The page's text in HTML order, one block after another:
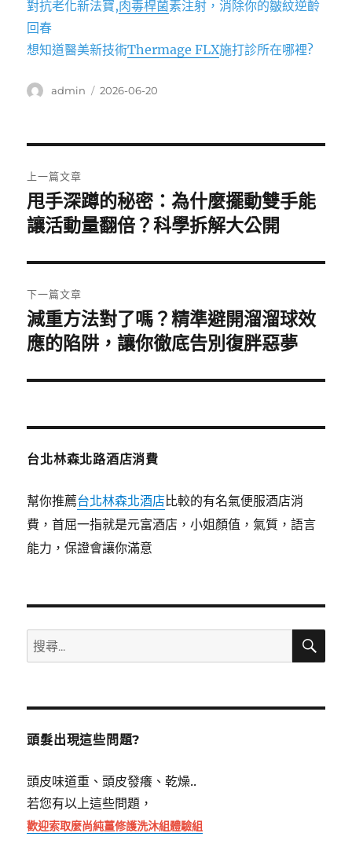
對抗老化新法寶,肉毒桿菌素注射，消除你的皺紋逆齡
回春
想知道醫美新技術Thermage FLX施打診所在哪裡?
作
admin
發
2026-06-20
章
導
覽
上一篇文章
上
一
文
章:
甩手深蹲的秘密：為什麼擺動雙手能
讓活動量翻倍？科學拆解大公開
下一篇文章
下
一
文
減重方法對了嗎？精準避開溜溜球效
應的陷阱，讓你徹底告別復胖惡夢
台北林森北路酒店消費
幫你推薦台北林森北酒店比較的有名氣便服酒店消
費，首屈一指就是元富酒店，小姐顏值，氣質，語言
能力，保證會讓你滿意
搜
尋
鍵
搜
頭髮出現這些問題?
頭皮味道重、頭皮發癢、乾燥..
若您有以上這些問題，
歡迎索取麼尚純薑修護洗沐組體驗組